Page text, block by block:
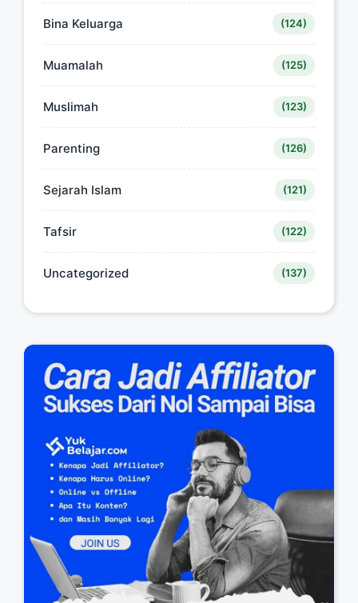
Bina Keluarga (124)
Muamalah (125)
Muslimah (123)
Parenting (126)
Sejarah Islam (121)
Tafsir (122)
Uncategorized (137)